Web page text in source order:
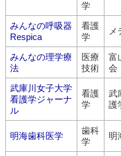
学
みんなの呼吸器
Respica
看護
学
メ
みんなの理学療
法
医療
技術
富
会
武庫川女子大学
看護学ジャーナ
ル
看護
学
武
護
明海歯科医学
歯科
学
明